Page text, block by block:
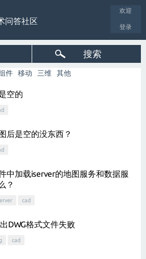
欢迎
登录
问答社区
搜索
件 移动 三维 其他
空的
后是空的没东西？
中加载iserver的地图服务和数据服
？
cad
DWG格式文件失败
cad